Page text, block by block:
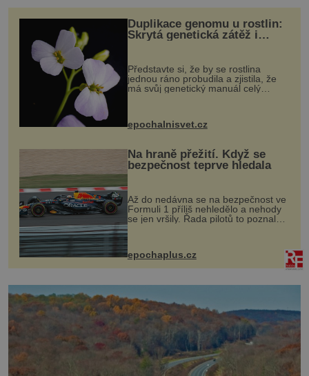
Duplikace genomu u rostlin:
Skrytá genetická zátěž i
Představte si, že by se rostlina
jednou ráno probudila a zjistila, že
má svůj genetický manuál celý
vstupenka...
epochalnisvet.cz
Na hraně přežití. Když se
bezpečnost teprve hledala
Až do nedávna se na bezpečnost ve
Formuli 1 příliš nehledělo a nehody
se jen vršily. Řada pilotů to poznala
na vlastní kůži, často s trvalými
následky nebo bohužel i ztrátou
života. Dnes nepochopiteln...
epochaplus.cz